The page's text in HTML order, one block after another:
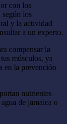
con los
los
y la actividad
a un experto.
compensar la
músculos, ya
en la prevención
nutrientes
de jamaica o